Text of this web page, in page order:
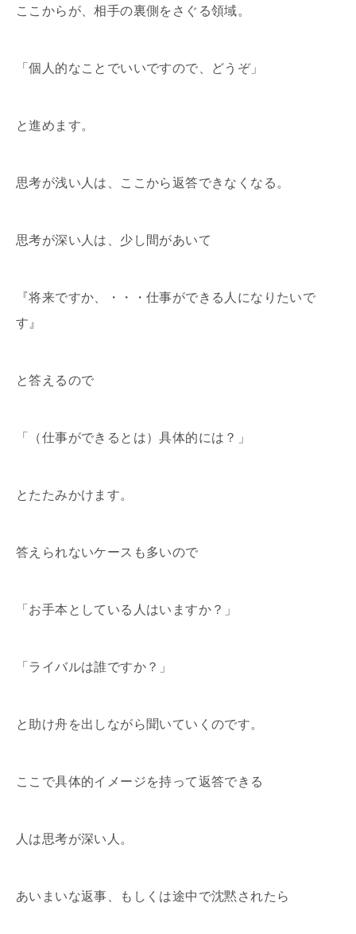
ここからが、相手の裏側をさぐる領域。
「個人的なことでいいですので、どうぞ」
と進めます。
思考が浅い人は、ここから返答できなくなる。
思考が深い人は、少し間があいて
『将来ですか、・・・仕事ができる人になりたいで
す』
と答えるので
「（仕事ができるとは）具体的には？」
とたたみかけます。
答えられないケースも多いので
「お手本としている人はいますか？」
「ライバルは誰ですか？」
と助け舟を出しながら聞いていくのです。
ここで具体的イメージを持って返答できる
人は思考が深い人。
あいまいな返事、もしくは途中で沈黙されたら